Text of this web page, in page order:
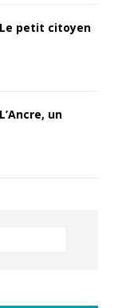
petit citoyen
un